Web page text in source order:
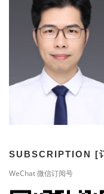
SUBSCRIPTION [
WeChat 微信订阅号